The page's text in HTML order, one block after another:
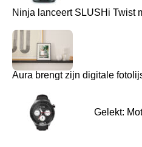
Ninja lanceert SLUSHi Twist
Aura brengt zijn digitale
Gelekt: